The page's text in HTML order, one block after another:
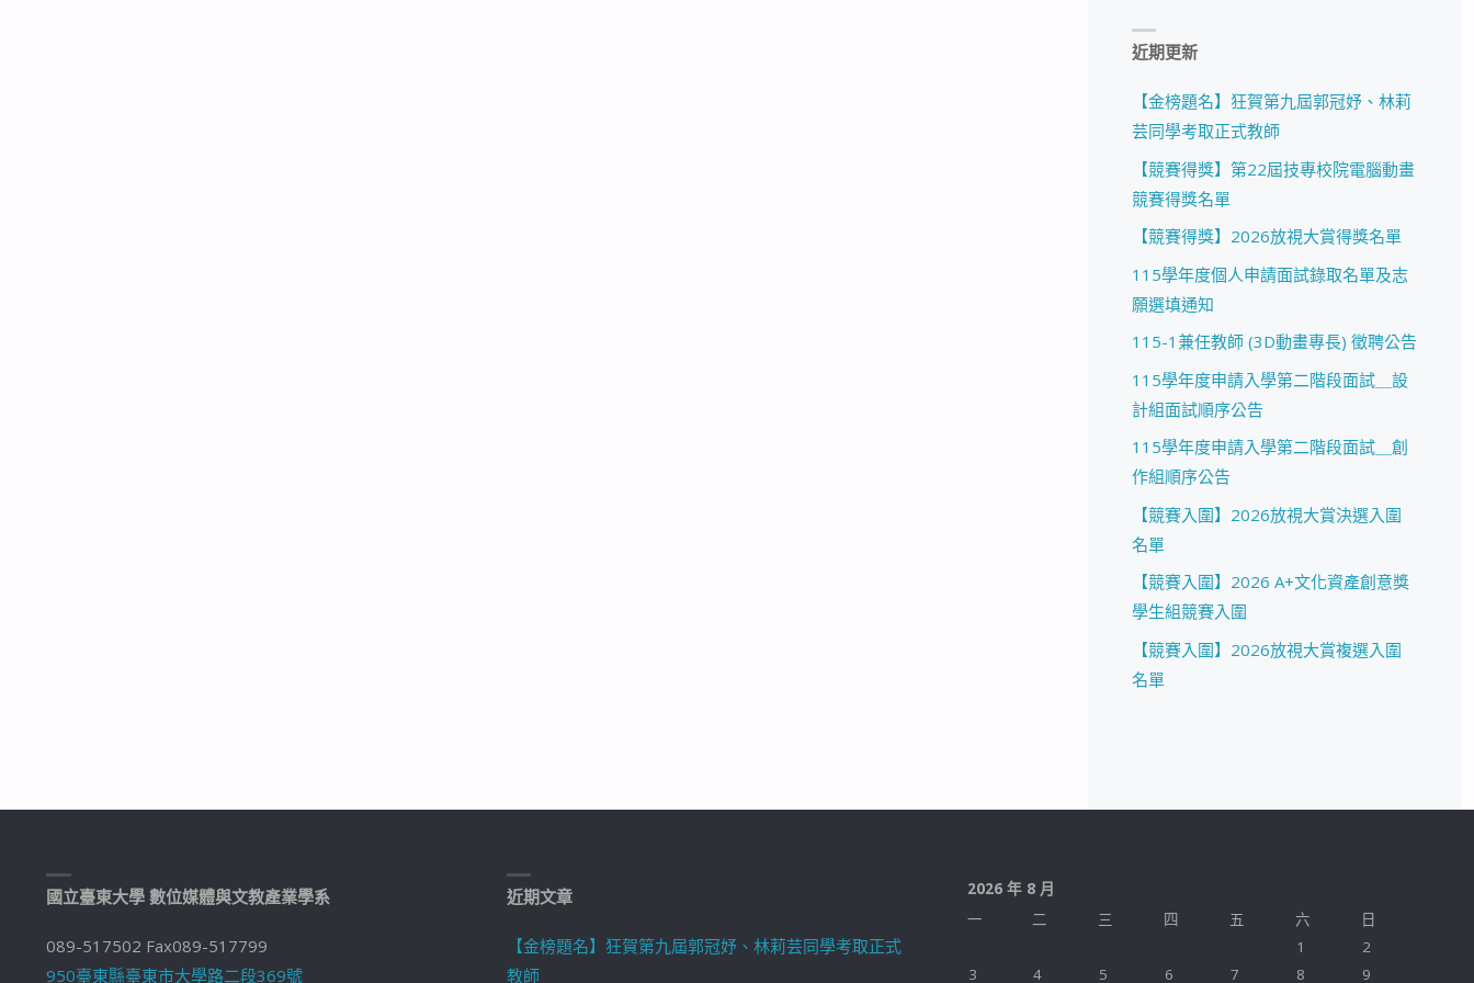
近期更新
【金榜題名】狂賀第九屆郭冠妤、林莉
芸同學考取正式教師
【競賽得獎】第22屆技專校院電腦動畫
競賽得獎名單
【競賽得獎】2026放視大賞得獎名單
115學年度個人申請面試錄取名單及志
願選填通知
115-1兼任教師 (3D動畫專長) 徵聘公告
115學年度申請入學第二階段面試＿設
計組面試順序公告
115學年度申請入學第二階段面試＿創
作組順序公告
【競賽入圍】2026放視大賞決選入圍
名單
【競賽入圍】2026 A+文化資產創意獎
學生組競賽入圍
【競賽入圍】2026放視大賞複選入圍
名單
國立臺東大學 數位媒體與文教產業學系
089-517502 Fax089-517799
950臺東縣臺東市大學路二段369號
近期文章
【金榜題名】狂賀第九屆郭冠妤、林莉芸同學考取正式
教師
2026 年 8 月
一
二 三 四 五 六
日
1
2
3
4 5 6 7 8 9